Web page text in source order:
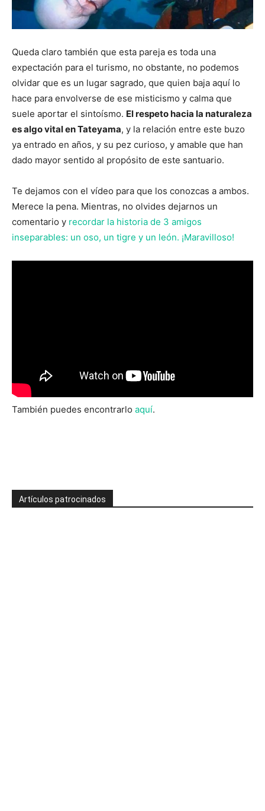
Queda claro también que esta pareja es toda una
expectación para el turismo, no obstante, no podemos
olvidar que es un lugar sagrado, que quien baja aquí lo
hace para envolverse de ese misticismo y calma que
suele aportar el sintoísmo. El respeto hacia la naturaleza
es algo vital en Tateyama, y la relación entre este buzo
ya entrado en años, y su pez curioso, y amable que han
dado mayor sentido al propósito de este santuario.
Te dejamos con el vídeo para que los conozcas a ambos.
Merece la pena. Mientras, no olvides dejarnos un
comentario y recordar la historia de 3 amigos
inseparables: un oso, un tigre y un león. ¡Maravilloso!
También puedes encontrarlo aquí.
Artículos patrocinados